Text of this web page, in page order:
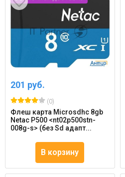
201 руб.
(0)
Флеш карта Microsdhc 8gb
Netac P500 <nt02p500stn-
008g-s> (без Sd адапт...
В корзину